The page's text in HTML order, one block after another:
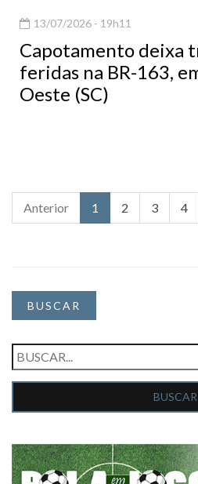
13/07/2026 - 19h11
Capotamento deixa
feridas na BR-163,
Oeste (SC)
Anterior 1 2 3 4
BUSCAR